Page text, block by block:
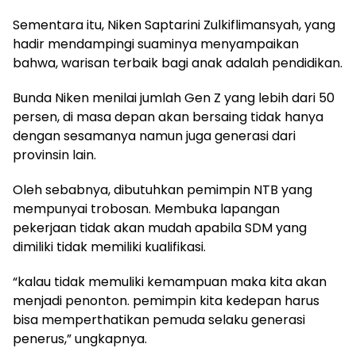
Sementara itu, Niken Saptarini Zulkiflimansyah, yang
hadir mendampingi suaminya menyampaikan
bahwa, warisan terbaik bagi anak adalah pendidikan.
Bunda Niken menilai jumlah Gen Z yang lebih dari 50
persen, di masa depan akan bersaing tidak hanya
dengan sesamanya namun juga generasi dari
provinsin lain.
Oleh sebabnya, dibutuhkan pemimpin NTB yang
mempunyai trobosan. Membuka lapangan
pekerjaan tidak akan mudah apabila SDM yang
dimiliki tidak memiliki kualifikasi.
“kalau tidak memuliki kemampuan maka kita akan
menjadi penonton. pemimpin kita kedepan harus
bisa memperthatikan pemuda selaku generasi
penerus,” ungkapnya.